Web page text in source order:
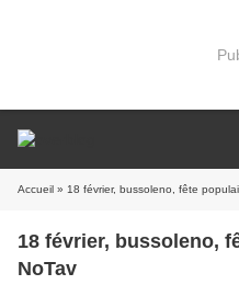
Accueil » 18 février, bussoleno, fête
18 février, bussoleno,
NoTav